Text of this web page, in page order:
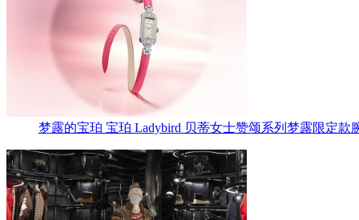
梦露的宝珀 宝珀 Ladybird 贝蒂女士赞颂系列梦露限定款